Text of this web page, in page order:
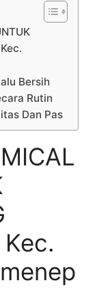
Bersih
Rutin
Dan Pas